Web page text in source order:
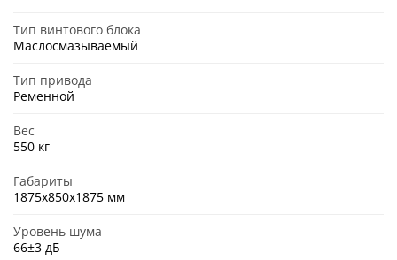
Тип винтового блока
Маслосмазываемый
Тип привода
Ременной
Вес
550 кг
Габариты
1875x850x1875 мм
Уровень шума
66±3 дБ